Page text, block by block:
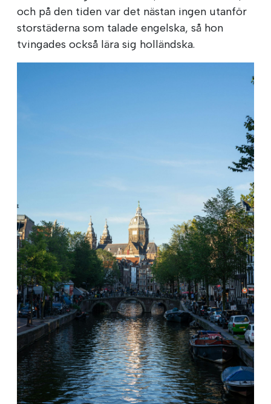
och på den tiden var det nästan ingen utanför
storstäderna som talade engelska, så hon
tvingades också lära sig holländska.